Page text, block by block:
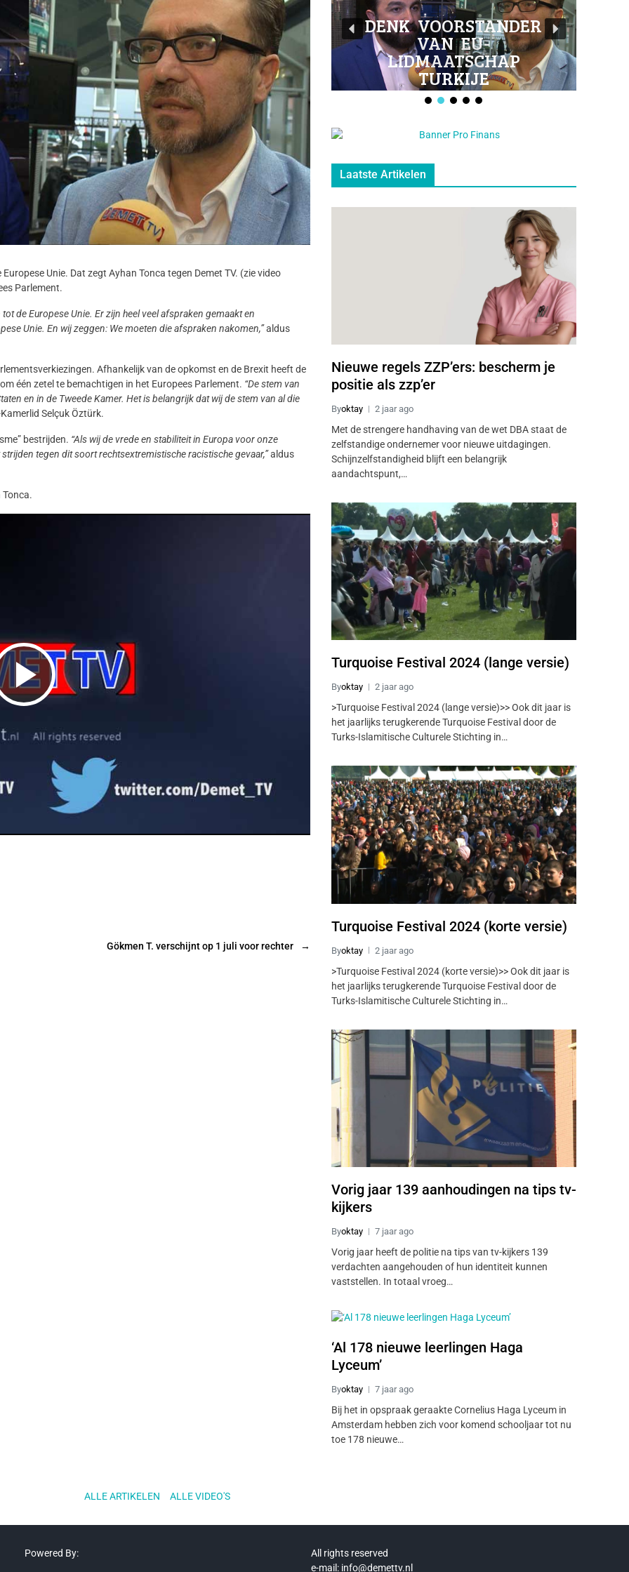
Unie. Dat zegt Ayhan Tonca tegen Demet TV. (zie video
Parlement.
de Europese Unie. Er zijn heel veel afspraken gemaakt en
Unie. En wij zeggen: We moeten die afspraken nakomen,”aldus
Afhankelijk van de opkomst en de Brexit heeft de
één zetel te bemachtigen in het Europees Parlement. “De stem van
en in de Tweede Kamer. Het is belangrijk dat wij de stem van al die
Selçuk Öztürk.
bestrijden. “Als wij de vrede en stabiliteit in Europa voor onze
tegen dit soort rechtsextremistische racistische gevaar,”aldus
Tonca.
V
i
d
→
Gökmen T. verschijnt op 1 juli voor rechter
o
k
e
DENK VOORSTANDER
VAN EU-
LIDMAATSCHAP
TURKIJE
Laatste Artikelen
Nieuwe regels ZZP’ers: bescherm je
positie als zzp’er
Byoktay 2 jaar ago
Met de strengere handhaving van de wet DBA staat de
zelfstandige ondernemer voor nieuwe uitdagingen.
Schijnzelfstandigheid blijft een belangrijk
aandachtspunt,…
Turquoise Festival 2024 (lange versie)
Byoktay 2 jaar ago
>Turquoise Festival 2024 (lange versie)>> Ook dit jaar is
het jaarlijks terugkerende Turquoise Festival door de
Turks-Islamitische Culturele Stichting in…
Turquoise Festival 2024 (korte versie)
Byoktay 2 jaar ago
>Turquoise Festival 2024 (korte versie)>> Ook dit jaar is
het jaarlijks terugkerende Turquoise Festival door de
Turks-Islamitische Culturele Stichting in…
Vorig jaar 139 aanhoudingen na tips tv-
kijkers
Byoktay 7 jaar ago
Vorig jaar heeft de politie na tips van tv-kijkers 139
verdachten aangehouden of hun identiteit kunnen
vaststellen. In totaal vroeg…
‘Al 178 nieuwe leerlingen Haga
Lyceum’
Byoktay 7 jaar ago
Bij het in opspraak geraakte Cornelius Haga Lyceum in
Amsterdam hebben zich voor komend schooljaar tot nu
toe 178 nieuwe…
ALLE ARTIKELEN ALLE VIDEO'S
Powered By:
All rights reserved
e-mail: info@demettv.nl